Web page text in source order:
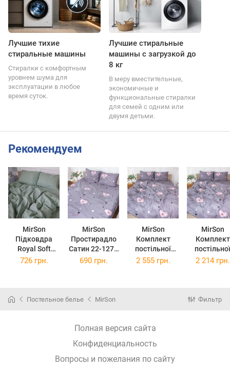
Лучшие тихие
стиральные машины
Стиралки с комфортным
уровнем шума для
эксплуатации в любое
время суток.
Лучшие стиральные
машины с загрузкой до
8 кг
В меру вместительные,
экономичные и
функциональные стиралки
для семей с одним или
двумя детьми.
Рекомендуем
MirSon
Підковдра
Royal Soft
Stripe 30-0031
MirSon
Простирадло
Сатин 22-1277
Happy day
MirSon
Комплект
постільної
білизни Сатин
MirSon
Комплект
постільної
білизни Сатин
726 грн. 690 грн. 2 555 грн. 2 214 грн.
Постельное белье MirSon Фильтр
Полная версия сайта
Конфиденциальность
Вопросы и пожелания по сайту